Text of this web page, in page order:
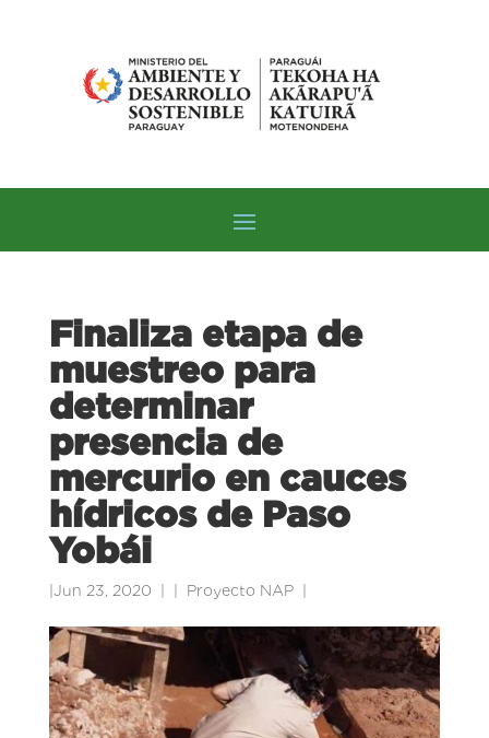
Finaliza etapa de
muestreo para
determinar
presencia de
mercurio en cauces
hídricos de Paso
Yobái
Jun 23, 2020 Proyecto NAP